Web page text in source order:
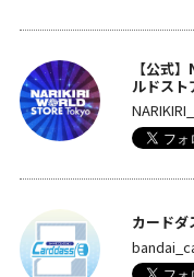
【公式
ルドスト
カードダ